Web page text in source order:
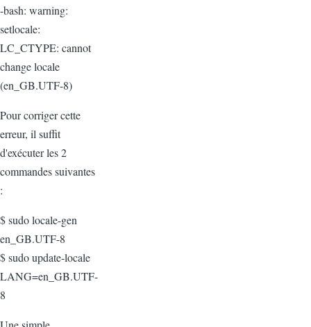
-bash: warning:
setlocale:
LC_CTYPE: cannot
change locale
(en_GB.UTF-8)
Pour corriger cette
erreur, il suffit
d'exécuter les 2
commandes suivantes
:
$ sudo locale-gen
en_GB.UTF-8
$ sudo update-locale
LANG=en_GB.UTF-
8